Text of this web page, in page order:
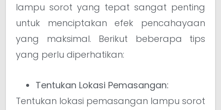
lampu sorot yang tepat sangat penting
untuk menciptakan efek pencahayaan
yang maksimal. Berikut beberapa tips
yang perlu diperhatikan:
Tentukan Lokasi Pemasangan:
Tentukan lokasi pemasangan lampu sorot